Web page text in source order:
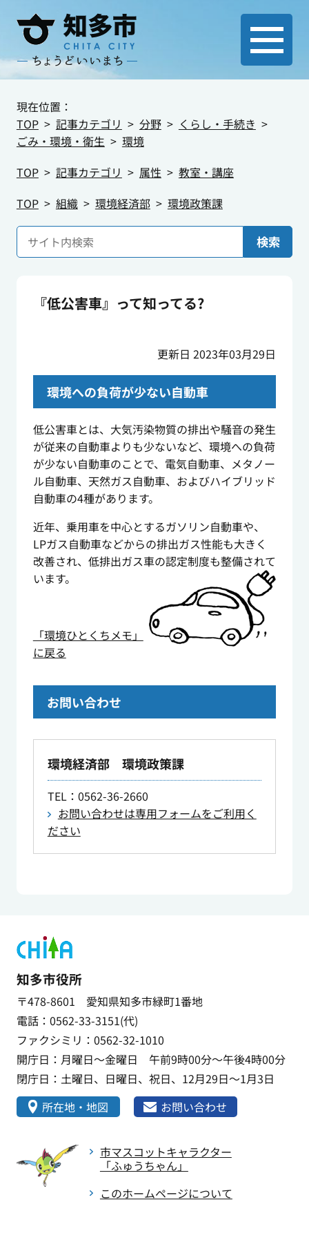
現在位置：
TOP
記事カテゴリ 分野
くらし・手続き
ごみ・環境・衛生
環境
TOP
記事カテゴリ 属性
教室・講座
TOP
組織 環境経済部 環境政策課
検索
『低公害車』って知ってる?
更新日 2023年03月29日
環境への負荷が少ない自動車
低公害車とは、大気汚染物質の排出や騒音の発生
が従来の自動車よりも少ないなど、環境への負荷
が少ない自動車のことで、電気自動車、メタノー
ル自動車、天然ガス自動車、およびハイブリッド
自動車の4種があります。
近年、乗用車を中心とするガソリン自動車や、
LPガス自動車などからの排出ガス性能も大きく
改善され、低排出ガス車の認定制度も整備されて
います。
「環境ひとくちメモ」
に戻る
お問い合わせ
環境経済部 環境政策課
TEL：0562-36-2660
お問い合わせは専用フォームをご利用く
ださい
知多市役所
〒478-8601 愛知県知多市緑町1番地
電話：0562-33-3151(代)
ファクシミリ：0562-32-1010
開庁日：月曜日～金曜日 午前9時00分～午後4時00分
閉庁日：土曜日、日曜日、祝日、12月29日～1月3日
所在地・地図
お問い合わせ
市マスコットキャラクター
「ふゅうちゃん」
このホームページについて